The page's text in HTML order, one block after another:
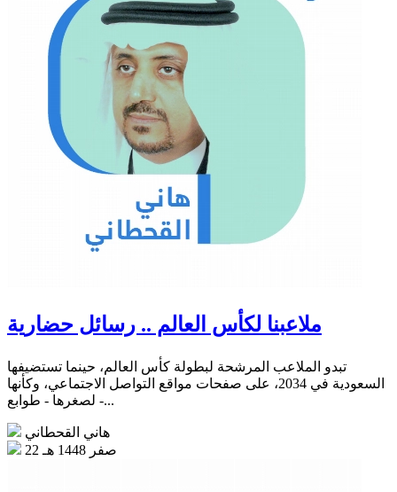
ملاعبنا لكأس العالم .. رسائل حضارية
تبدو الملاعب المرشحة لبطولة كأس العالم، حينما تستضيفها
السعودية في 2034، على صفحات مواقع التواصل الاجتماعي، وكأنها
- لصغرها - طوابع...
هاني القحطاني
22 صفر 1448 هـ